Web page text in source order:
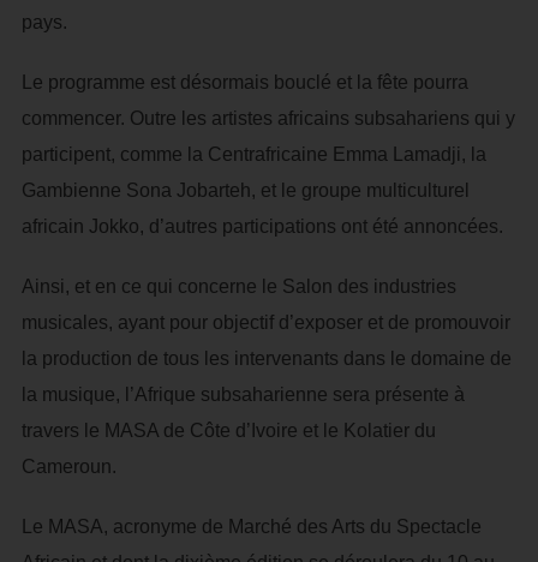
pays.
Le programme est désormais bouclé et la fête pourra
commencer. Outre les artistes africains subsahariens qui y
participent, comme la Centrafricaine Emma Lamadji, la
Gambienne Sona Jobarteh, et le groupe multiculturel
africain Jokko, d’autres participations ont été annoncées.
Ainsi, et en ce qui concerne le Salon des industries
musicales, ayant pour objectif d’exposer et de promouvoir
la production de tous les intervenants dans le domaine de
la musique, l’Afrique subsaharienne sera présente à
travers le MASA de Côte d’Ivoire et le Kolatier du
Cameroun.
Le MASA, acronyme de Marché des Arts du Spectacle